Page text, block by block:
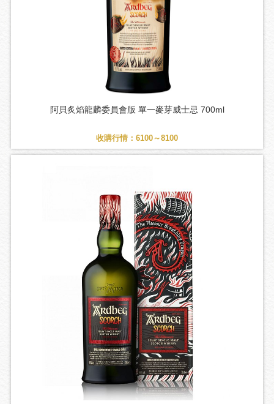
阿貝炙焰龍麟委員會版 單一麥芽威士忌 700ml
收購行情：6100～8100